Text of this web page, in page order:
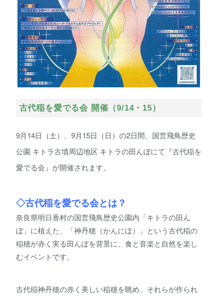
古代稲を愛でる会 開催（9/14・15）
9月14日（土）、9月15日（日）の2日間、国営飛鳥歴史
公園 キトラ古墳周辺地区 キトラの田んぼにて『古代稲を
愛でる会』が開催されます。
◇古代稲を愛でる会とは？
奈良県明日香村の国営飛鳥歴史公園内「キトラの田ん
ぼ」に植えた、「神丹穂（かんにほ）」という古代稲の
稲穂が赤く実る田んぼを背景に、食と音楽と自然を楽し
むイベントです。
古代稲神丹穂の赤く美しい稲穂を眺め、それらが作られ